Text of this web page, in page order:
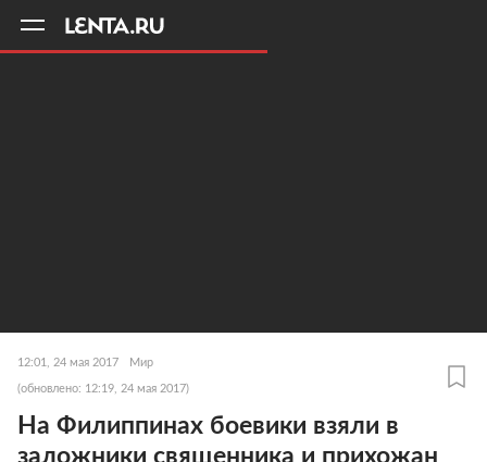
12:01, 24 мая 2017 Мир
(обновлено: 12:19, 24 мая 2017)
На Филиппинах боевики взяли в
заложники священника и прихожан